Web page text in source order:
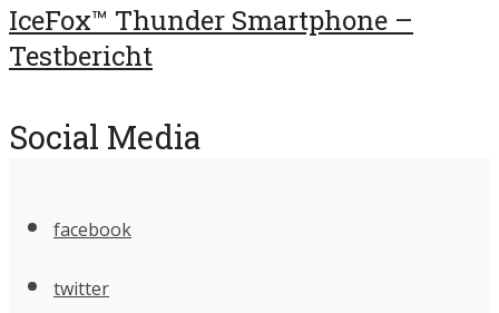
IceFox™ Thunder Smartphone –
Testbericht
Social Media
facebook
twitter